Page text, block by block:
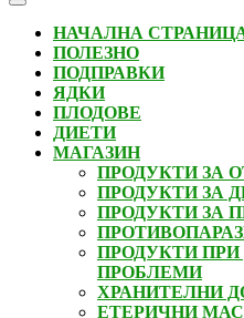
Open
ButtonНАЧАЛНА
ПОЛЕЗНО
ПОДПРАВКИ
ЯДКИ
ПЛОДОВЕ
ДИЕТИ
МАГАЗИН
ПРОДУКТИ ЗА
ПРОДУКТИ ЗА
ПРОДУКТИ ЗА
ПРОДУКТИ
ПРОБЛЕМИ
ХРАНИТЕЛНИ
ЕТЕРИЧНИ